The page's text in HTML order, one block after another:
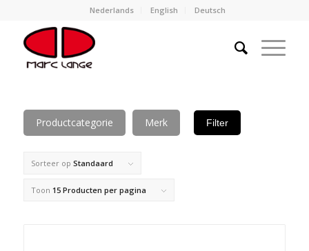
Nederlands English Deutsch
Productcategorie Merk Filter
Sorteer op Standaard
Toon 15 Producten per pagina